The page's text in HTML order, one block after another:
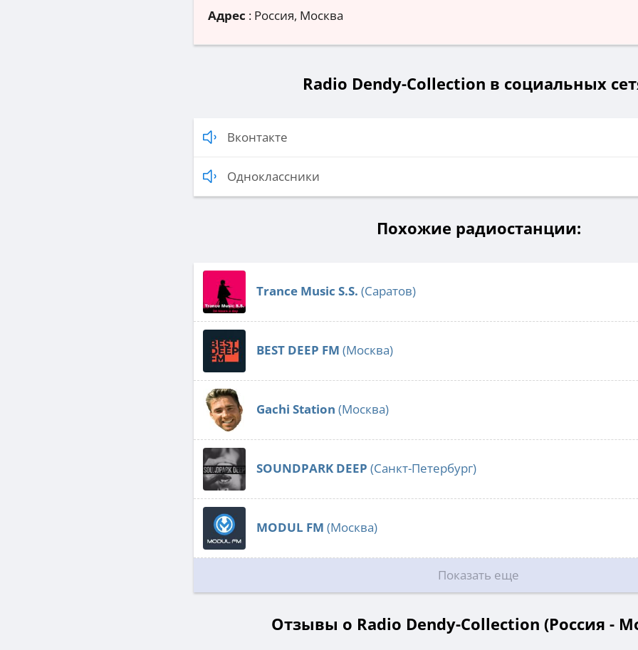
Адрес : Россия, Москва
Radio Dendy-Collection в социальных
Вконтакте
Одноклассники
Похожие радиостанции:
Trance Music S.S. (Саратов)
BEST DEEP FM (Москва)
Gachi Station (Москва)
SOUNDPARK DEEP (Санкт-Петербург)
MODUL FM (Москва)
Показать еще
Отзывы о Radio Dendy-Collection (Россия -